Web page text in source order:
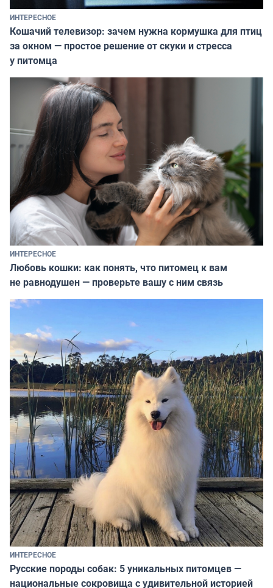
ИНТЕРЕСНОЕ
Кошачий телевизор: зачем нужна кормушка для птиц
за окном — простое решение от скуки и стресса
у питомца
ИНТЕРЕСНОЕ
Любовь кошки: как понять, что питомец к вам
не равнодушен — проверьте вашу с ним связь
ИНТЕРЕСНОЕ
Русские породы собак: 5 уникальных питомцев —
национальные сокровища с удивительной историей